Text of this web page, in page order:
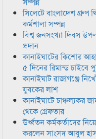
সিলেটে বাংলাদেশ গ্রুপ
কর্মশালা সম্পন্ন
বিশ্ব জনসংখ্যা দিবস
প্রদান
কানাইঘাটের কিশোর
৫ দিনের রিমান্ড চাইবে
কানাইঘাট রাজাগঞ্জে
যুবকের লাশ
কানাইঘাটে চাঞ্চল্যকর
থেকে গ্রেফতার
উর্ধ্বতন কর্মকর্তাদের
করলেন সাংসদ আবুল